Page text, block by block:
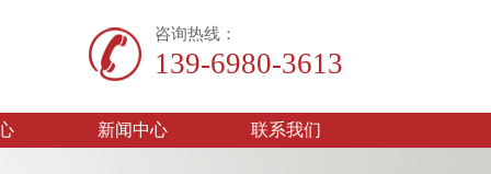
咨询热线：
139-6980-3613
新闻中心 联系我们